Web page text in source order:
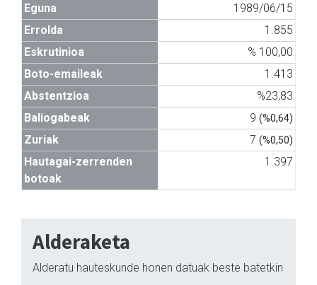
Eguna
1989/06/15
Errolda
1.855
Eskrutinioa
% 100,00
Boto-emaileak
1.413
Abstentzioa
%23,83
Baliogabeak
9 (%0,64)
Zuriak 7 (%0,50)
Hautagai-zerrenden
botoak
1.397
Alderaketa
Alderatu hauteskunde honen datuak beste batetkin